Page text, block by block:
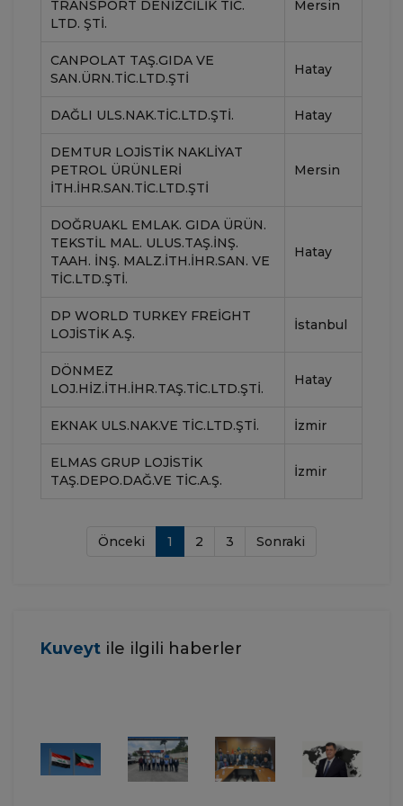
TRANSPORT DENIZCILIK TIC.
LTD. ŞTI.
Mersin
CANPOLAT TAŞ.GIDA VE
SAN.ÜRN.TİC.LTD.ŞTİ
Hatay
DAĞLI ULS.NAK.TIC.LTD.ŞTI. Hatay
DEMTUR LOJİSTİK NAKLİYAT
PETROL ÜRÜNLERİ
İTH.İHR.SAN.TİC.LTD.ŞTİ
Mersin
DOĞRUAKL EMLAK. GIDA ÜRÜN.
TEKSTIL MAL. ULUS.TAŞ.İNŞ.
TAAH. İNŞ. MALZ.İTH.İHR.SAN. VE
TIC.LTD.ŞTI.
Hatay
DP WORLD TURKEY FREIGHT
LOJISTIK A.Ş.
İstanbul
DÖNMEZ
LOJ.HIZ.İTH.İHR.TAŞ.TIC.LTD.ŞTI.
Hatay
EKNAK ULS.NAK.VE TIC.LTD.ŞTI. İzmir
ELMAS GRUP LOJISTIK
TAŞ.DEPO.DAĞ.VE TIC.A.Ş.
İzmir
Önceki 1 2 3 Sonraki
Kuveyt ile ilgili haberler